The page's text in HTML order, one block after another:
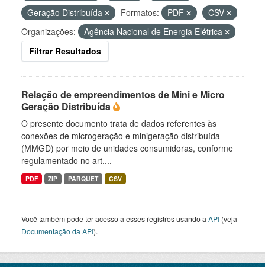
Geração Distribuída
Formatos: PDF
CSV
Organizações:
Agência Nacional de Energia Elétrica
Filtrar Resultados
Relação de empreendimentos de Mini e Micro
Geração Distribuída
O presente documento trata de dados referentes às
conexões de microgeração e minigeração distribuída
(MMGD) por meio de unidades consumidoras, conforme
regulamentado no art....
PDF ZIP PARQUET CSV
Você também pode ter acesso a esses registros usando a API (veja
Documentação da API).